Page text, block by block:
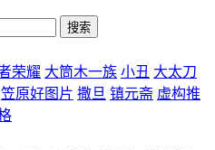
荣耀 大筒木一族 小丑 大太刀
笠原好图片 撒旦 镇元斋 虚构推